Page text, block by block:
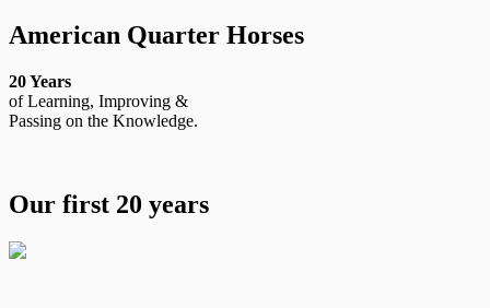
American Quarter Horses
20 Years
of Learning, Improving &
Passing on the Knowledge.
Our first 20 years